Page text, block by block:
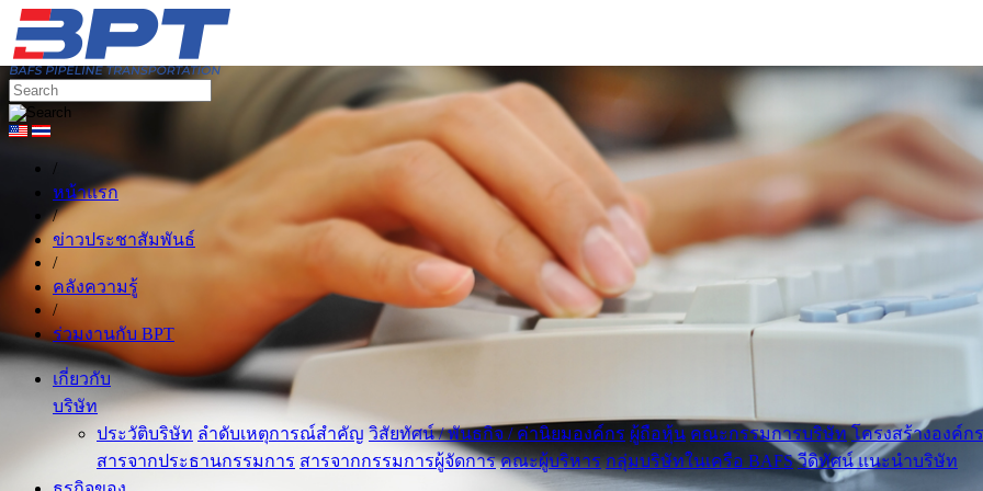
/
หน้าแรก
/
ข่าวประชาสัมพันธ์
/
คลังความรู้
/
ร่วมงานกับ BPT
เกี่ยวกับ
บริษัท
ประวัติบริษัท ลำดับเหตุการณ์สำคัญ วิสัยทัศน์ / พันธกิจ / ค่านิยมองค์กร ผู้ถือหุ้น คณะกรรมการบริษัท โครงสร้างองค์กร
สารจากประธานกรรมการ สารจากกรรมการผู้จัดการ คณะผู้บริหาร กลุ่มบริษัทในเครือ BAFS วีดิทัศน์ แนะนำบริษัท